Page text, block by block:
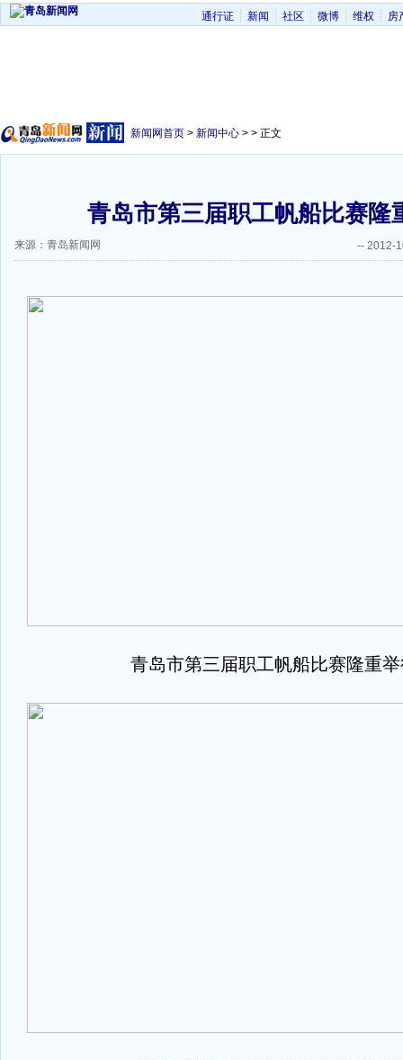
通行证 新闻 社区 微博 维权 房
新闻网首页 > 新闻中心 > > 正文
青岛市第三届职工帆船比赛隆
来源：青岛新闻网 -- 2012-
青岛市第三届职工帆船比赛隆重